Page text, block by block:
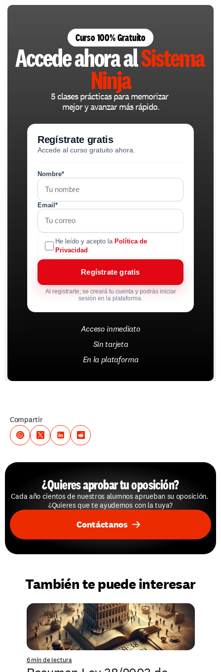
Curso 100% Gratuito
Accede ahora al Sistema
Ninja
5 clases prácticas para memorizar
mejor y avanzar más rápido.
Regístrate gratis
Accede al curso gratuito ahora.
Nombre*
Email*
He leído y acepto la Política de
Privacidad
Regístrate gratis
Al registrarte, se creará tu cuenta y podrás iniciar
sesión en la plataforma.
Acceso inmediato
Sin tarjeta
En la plataforma
Compartir
¿Quieres aprobar tu oposición?
Cada año cientos de nuestros alumnos aprueban su oposición.
¿Quieres que te ayudemos con la tuya?
Contáctanos
También te puede interesar
6 min de lectura